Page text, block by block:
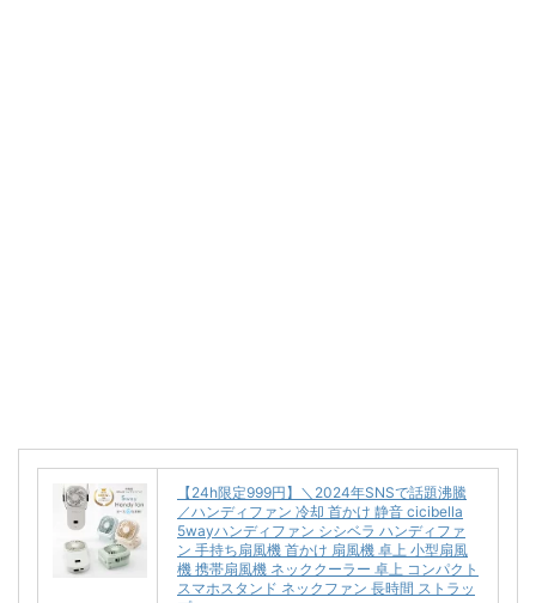
【24h限定999円】＼2024年SNSで話題沸騰
／ハンディファン 冷却 首かけ 静音 cicibella
5wayハンディファン シシベラ ハンディファ
ン 手持ち扇風機 首かけ 扇風機 卓上 小型扇風
機 携帯扇風機 ネッククーラー 卓上 コンパクト
スマホスタンド ネックファン 長時間 ストラッ